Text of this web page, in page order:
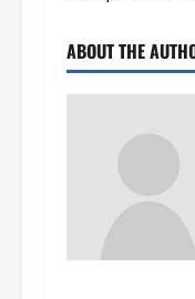
ABOUT THE